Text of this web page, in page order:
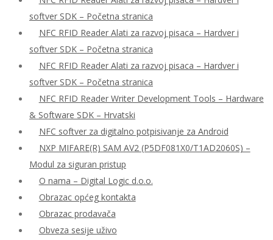
softver SDK – Početna stranica
NFC RFID Reader Alati za razvoj pisaca – Hardver i
softver SDK – Početna stranica
NFC RFID Reader Alati za razvoj pisaca – Hardver i
softver SDK – Početna stranica
NFC RFID Reader Writer Development Tools – Hardware
& Software SDK – Hrvatski
NFC softver za digitalno potpisivanje za Android
NXP MIFARE(R) SAM AV2 (P5DF081X0/T1AD2060S) –
Modul za siguran pristup
O nama – Digital Logic d.o.o.
Obrazac općeg kontakta
Obrazac prodavača
Obveza sesije uživo